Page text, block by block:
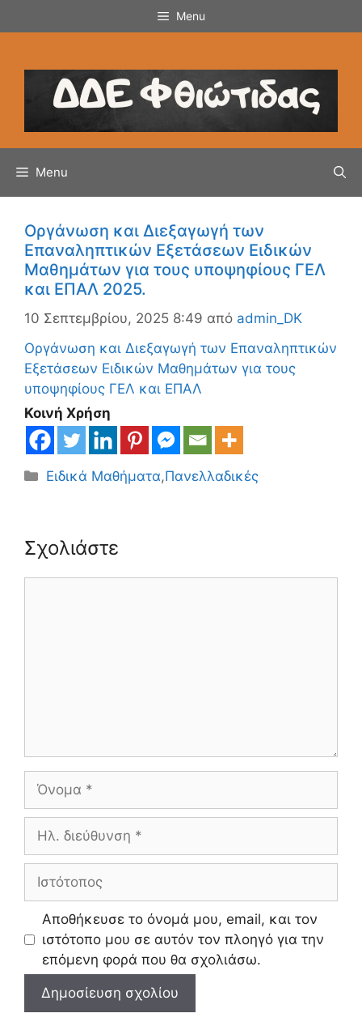
σε
Menu
Menu
Οργάνωση και Διεξαγωγή των
Επαναληπτικών Εξετάσεων Ειδικών
Μαθημάτων για τους υποψηφίους ΓΕΛ
και ΕΠΑΛ 2025.
10 Σεπτεμβρίου, 2025 8:49 από admin_DK
Οργάνωση και Διεξαγωγή των Επαναληπτικών
Εξετάσεων Ειδικών Μαθημάτων για τους
υποψηφίους ΓΕΛ και ΕΠΑΛ
Κοινή Χρήση
Κατηγορίες
Ειδικά Μαθήματα,Πανελλαδικές
Σχολιάστε
Όνομα
Ηλ.
Ιστότοπος
Αποθήκευσε το όνομά μου, email, και τον
ιστότοπο μου σε αυτόν τον πλοηγό για την
επόμενη φορά που θα σχολιάσω.